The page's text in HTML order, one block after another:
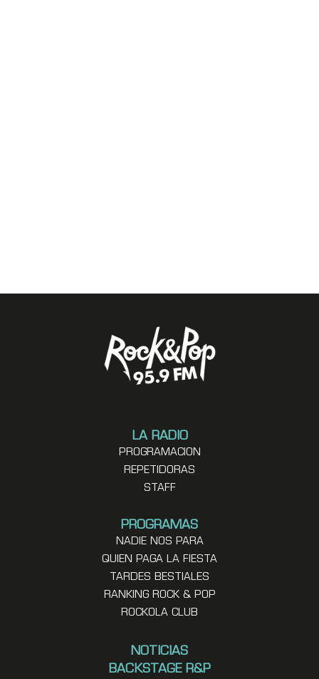
LA RADIO
PROGRAMACION
REPETIDORAS
STAFF
PROGRAMAS
NADIE NOS PARA
QUIEN PAGA LA FIESTA
TARDES BESTIALES
RANKING ROCK & POP
ROCKOLA CLUB
NOTICIAS
BACKSTAGE R&P